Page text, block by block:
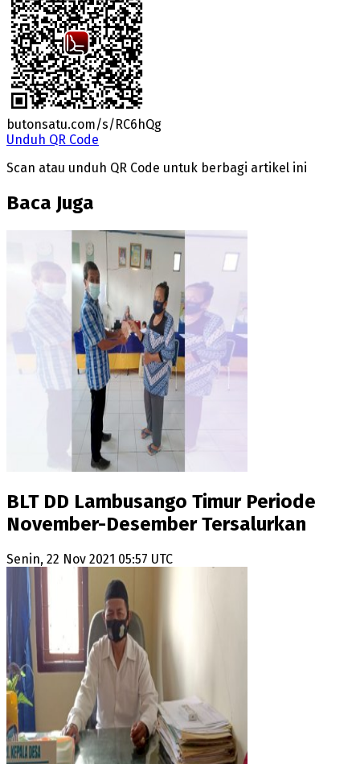
butonsatu.com/s/RC6hQg
Unduh QR Code
Scan atau unduh QR Code untuk berbagi artikel ini
Baca Juga
BLT DD Lambusango Timur Periode
November-Desember Tersalurkan
Senin, 22 Nov 2021 05:57 UTC